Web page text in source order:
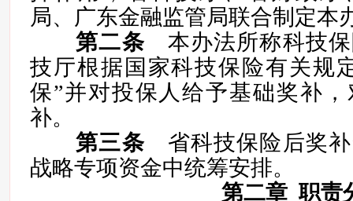
局、广东金融监管局联合制定本
第二条本办法所称科技保
技厅根据国家科技保险有关规
保”并对投保人给予基础奖补
补。
第三条省科技保险后奖补
战略专项资金中统筹安排。
第二章 职责